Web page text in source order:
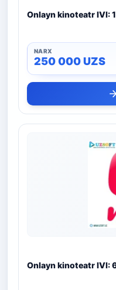
Onlayn kinoteatr IVI:
250 000UZS
Onlayn kinoteatr IVI: